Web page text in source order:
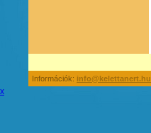
Információk: info@kelettanert.hu
x